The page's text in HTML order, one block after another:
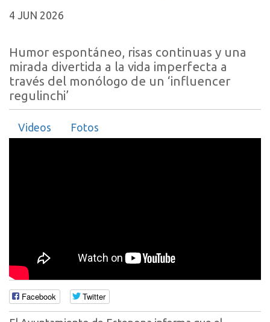
4 JUN 2026
Humor espontáneo, risas continuas y una
mirada divertida a la vida imperfecta a
través del monólogo de un ‘influencer
regulinchi’
Videos Fotos
Facebook Twitter